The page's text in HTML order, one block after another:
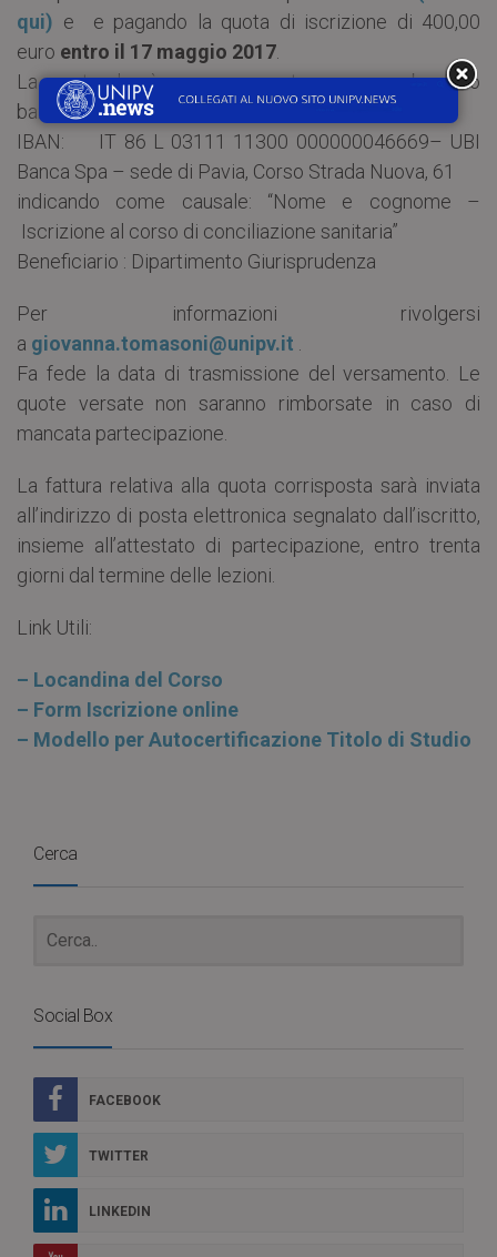
qui) e e pagando la quota di iscrizione di 400,00
euro entro il 17 maggio 2017
La quota dovrà essere versata a mezzo bonifico
bancario alle seguenti coordinate:
IBAN: IT 86 L 03111 11300 000000046669– UBI
Banca Spa – sede di Pavia, Corso Strada Nuova, 61
indicando come causale: “Nome e cognome –
Iscrizione al corso di conciliazione sanitaria”
Beneficiario : Dipartimento Giurisprudenza
Per informazioni rivolgersi
a giovanna.tomasoni@unipv.it
Fa fede la data di trasmissione del versamento. Le
quote versate non saranno rimborsate in caso di
mancata partecipazione.
La fattura relativa alla quota corrisposta sarà inviata
all’indirizzo di posta elettronica segnalato dall’iscritto,
insieme all’attestato di partecipazione, entro trenta
giorni dal termine delle lezioni.
Link Utili:
– Locandina del Corso
– Form Iscrizione online
– Modello per Autocertificazione Titolo di Studio
Cerca
Social Box
FACEBOOK
TWITTER
LINKEDIN